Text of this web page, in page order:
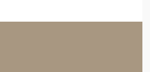
rok. Prajem vam este veľa ta ...